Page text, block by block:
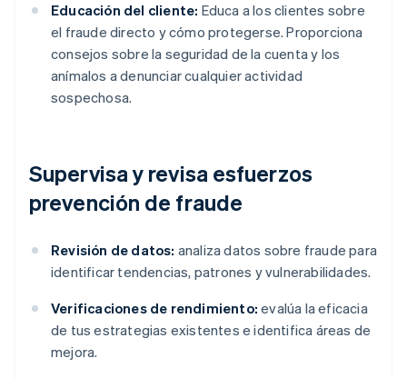
Educación del cliente: Educa a los clientes sobre
el fraude directo y cómo protegerse. Proporciona
consejos sobre la seguridad de la cuenta y los
anímalos a denunciar cualquier actividad
sospechosa.
Supervisa y revisa esfuerzos
prevención de fraude
Revisión de datos: analiza datos sobre fraude para
identificar tendencias, patrones y vulnerabilidades.
Verificaciones de rendimiento: evalúa la eficacia
de tus estrategias existentes e identifica áreas de
mejora.